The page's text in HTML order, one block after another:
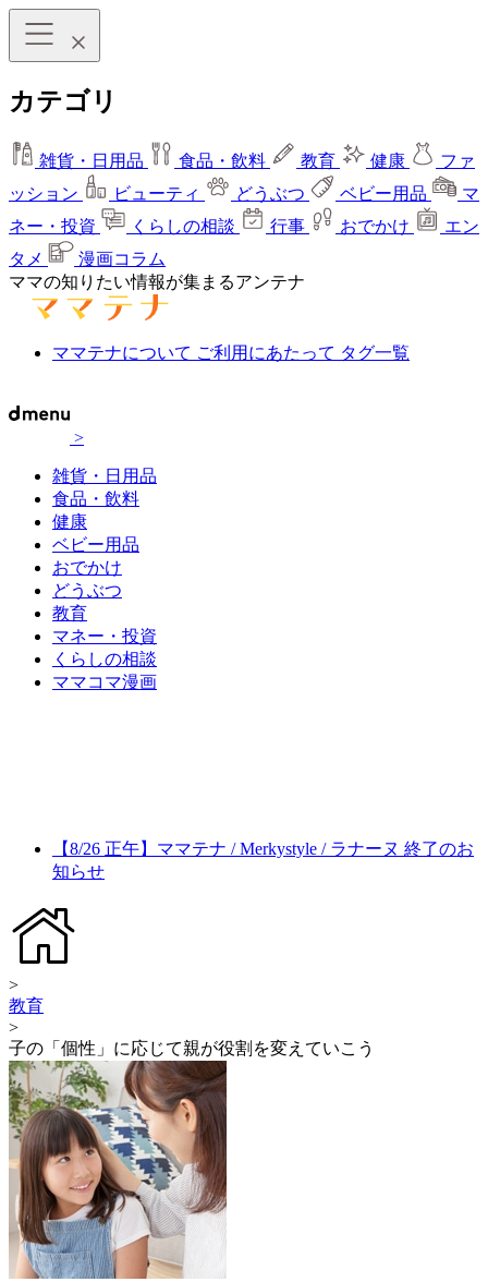
カテゴリ
雑貨・日用品 食品・飲料 教育 健康
ファ
ッション
ビューティ どうぶつ ベビー用品
マ
ネー・投資
くらしの相談 行事 おでかけ
エン
タメ
漫画コラム
ママの知りたい情報が集まるアンテナ
ママテナについて ご利用にあたって タグ一覧
>
雑貨・日用品
食品・飲料
健康
ベビー用品
おでかけ
どうぶつ
教育
マネー・投資
くらしの相談
ママコマ漫画
【8/26 正午】ママテナ / Merkystyle / ラナーヌ 終了のお
知らせ
>
教育
>
子の「個性」に応じて親が役割を変えていこう